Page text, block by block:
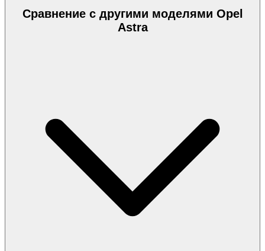
Сравнение с другими моделями Opel
Astra